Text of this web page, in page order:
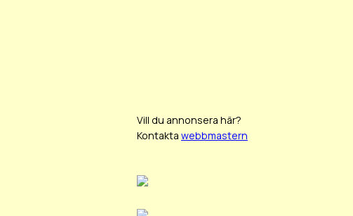
Vill du annonsera här?
Kontakta webbmastern